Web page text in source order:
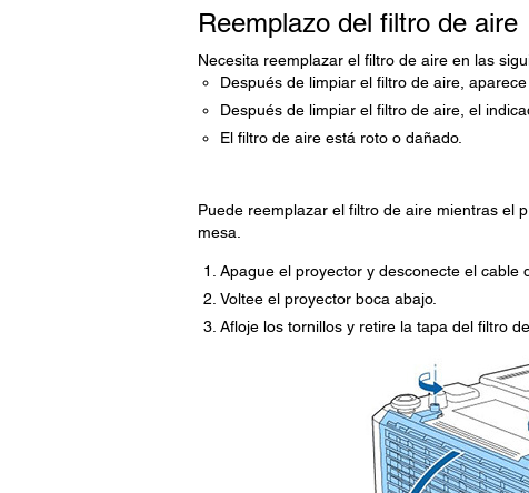
Reemplazo del filtro de aire
Necesita reemplazar el filtro de aire en las
Después de limpiar el filtro de aire,
Después de limpiar el filtro de aire, el
El filtro de aire está roto o dañado.
Puede reemplazar el filtro de aire mientras el
mesa.
Apague el proyector y desconecte el cable
Voltee el proyector boca abajo.
Afloje los tornillos y retire la tapa del filtro